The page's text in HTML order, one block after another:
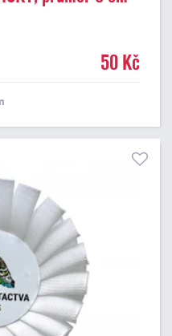
50 Kč